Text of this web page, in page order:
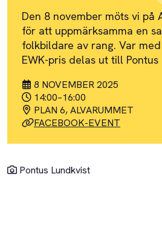
Den 8 november möts vi på
för att uppmärksamma en
folkbildare av rang. Var
EWK-pris delas ut till Pontus
8 NOVEMBER 2025
14:00–16:00
PLAN 6, ALVARUMMET
FACEBOOK-EVENT
Pontus Lundkvist